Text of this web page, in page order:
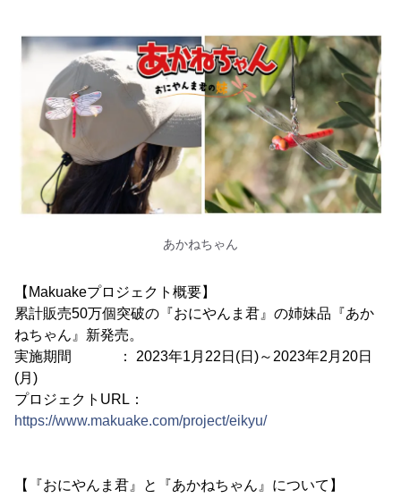
あかねちゃん
【Makuakeプロジェクト概要】
累計販売50万個突破の『おにやんま君』の姉妹品『あか
ねちゃん』新発売。
実施期間 ： 2023年1月22日(日)～2023年2月20日
(月)
プロジェクトURL：
https://www.makuake.com/project/eikyu/
【『おにやんま君』と『あかねちゃん』について】